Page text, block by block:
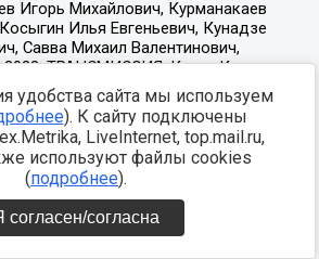
удобства сайта мы используем
). К сайту подключены
LiveInternet, top.mail.ru,
используют файлы cookies
(подробнее).
согласен/согласна